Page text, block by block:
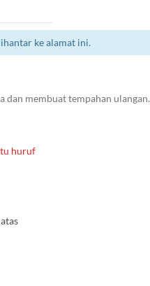
ke alamat ini.
dan membuat tempahan ulangan.
huruf